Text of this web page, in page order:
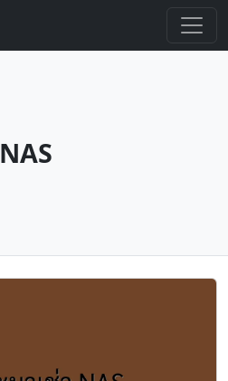
NAS